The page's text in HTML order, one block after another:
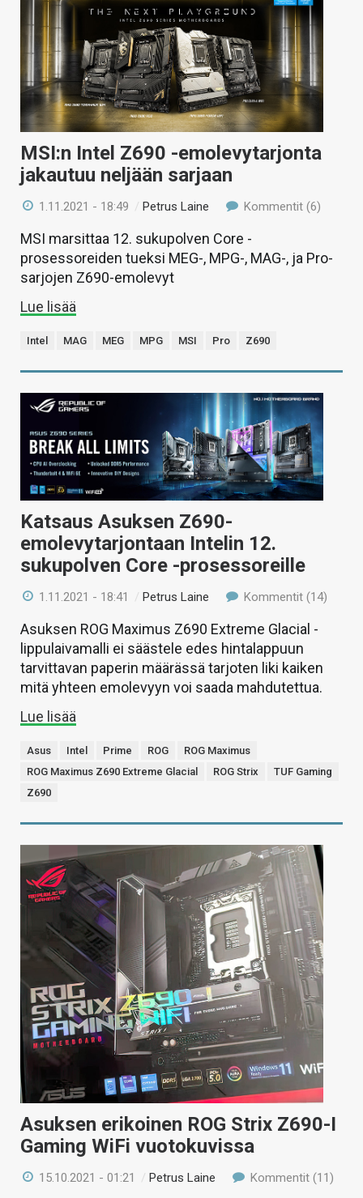
MSI:n Intel Z690 -emolevytarjonta
jakautuu neljään sarjaan
1.11.2021 - 18:49 / Petrus Laine Kommentit (6)
MSI marsittaa 12. sukupolven Core -
prosessoreiden tueksi MEG-, MPG-, MAG-, ja Pro-
sarjojen Z690-emolevyt
Lue lisää
Intel MAG MEG MPG MSI Pro Z690
Katsaus Asuksen Z690-
emolevytarjontaan Intelin 12.
sukupolven Core -prosessoreille
1.11.2021 - 18:41 /Petrus Laine Kommentit (14)
Asuksen ROG Maximus Z690 Extreme Glacial -
lippulaivamalli ei säästele edes hintalappuun
tarvittavan paperin määrässä tarjoten liki kaiken
mitä yhteen emolevyyn voi saada mahdutettua.
Lue lisää
Asus Intel Prime ROG
ROG Maximus
ROG Maximus Z690 Extreme Glacial
ROG Strix
TUF Gaming
Z690
Asuksen erikoinen ROG Strix Z690-I
Gaming WiFi vuotokuvissa
15.10.2021 - 01:21 /Petrus Laine Kommentit (11)